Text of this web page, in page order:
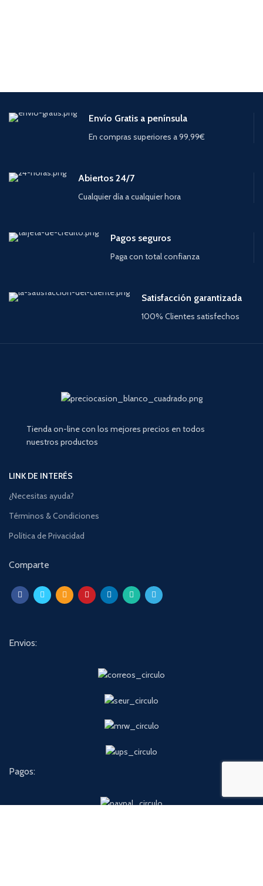
Envío Gratis a península
En compras superiores a 99,99€
Abiertos 24/7
Cualquier día a cualquier hora
Pagos seguros
Paga con total confianza
Satisfacción garantizada
100% Clientes satisfechos
Tienda on-line con los mejores precios en todos
nuestros productos
LINK DE INTERÉS
¿Necesitas ayuda?
Términos & Condiciones
Política de Privacidad
Comparte
Envios:
Pagos: